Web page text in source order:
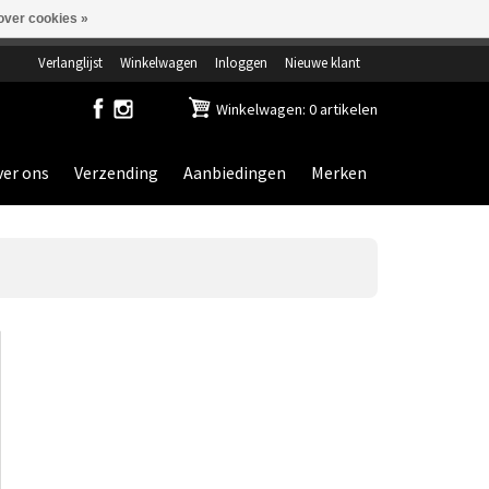
Verlanglijst Winkelwagen Inloggen Nieuwe klant
Winkelwagen: 0 artikelen
ons Verzending Aanbiedingen Merken
cookies »
gesloten.